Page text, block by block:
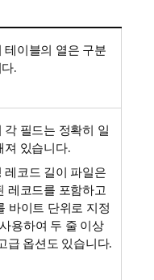
테이블의 열은 구분
.
필드는 정확히 일
져 있습니다.
레코드 길이 파일은
레코드를 포함하고
바이트 단위로 지정
용하여 두 줄 이상
급 옵션도 있습니다.